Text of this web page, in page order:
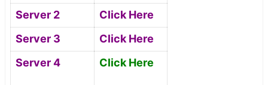
Server 2
Click Here
Server 3
Click Here
Server 4
Click Here